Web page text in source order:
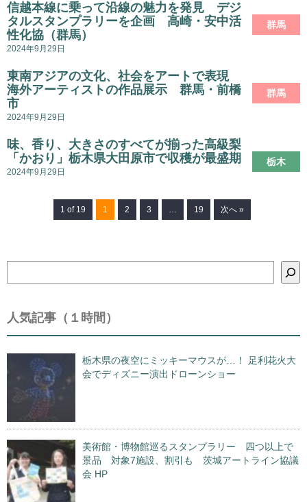
群馬
信越本線に乗って沿線の魅力を発見 デジ
タルスタンプラリーを企画 高崎・安中活
性化協（群馬）
2024年9月29日
群馬
東南アジアの文化、社会をアートで表現
海外アーティストの作品展示 群馬・前橋
市
2024年9月29日
栃木
味、香り、大きさのすべてが揃った高級梨
「かおり」栃木県大田原市で収穫が最盛期
2024年9月29日
1 of 19 1 2 3 … 19 次へ »
索
人気記事（１時間）
栃木県の夜空にミッキーマウスが…！ 足利花火大
会でディズニー演出ドローンショー
美術館・博物館巡るスタンプラリー 四つ以上で
景品 対象7施設、割引も 茨城アートライン協議
会 HP